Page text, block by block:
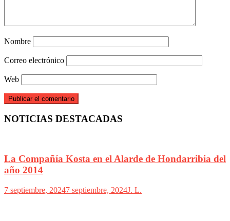
Nombre
Correo electrónico
Web
NOTICIAS DESTACADAS
La Compañía Kosta en el Alarde de Hondarribia del
año 2014
7 septiembre, 20247 septiembre, 2024J. L.